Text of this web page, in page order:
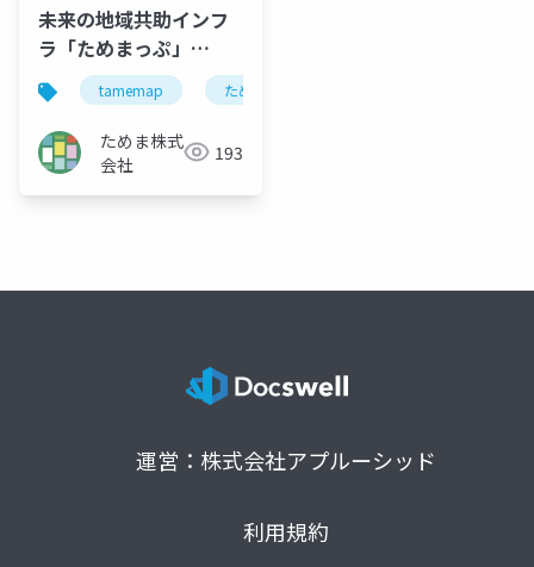
未来の地域共助インフ
ラ「ためまっぷ」
Tamemap_NX
tamemap ためまっぷ
ためま株式
会社
193
運営：株式会社アプルーシッド
利用規約